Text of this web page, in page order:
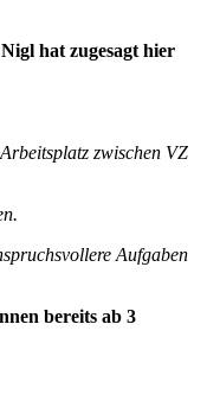
hat zugesagt hier
zwischen VZ
Aufgaben
bereits ab 3